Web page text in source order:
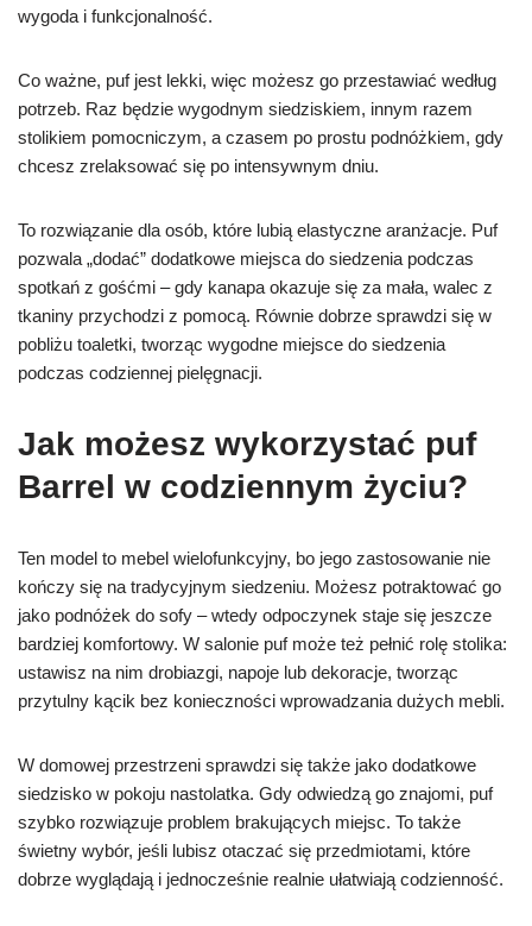
wygoda i funkcjonalność.
Co ważne, puf jest lekki, więc możesz go przestawiać według
potrzeb. Raz będzie wygodnym siedziskiem, innym razem
stolikiem pomocniczym, a czasem po prostu podnóżkiem, gdy
chcesz zrelaksować się po intensywnym dniu.
To rozwiązanie dla osób, które lubią elastyczne aranżacje. Puf
pozwala „dodać” dodatkowe miejsca do siedzenia podczas
spotkań z gośćmi – gdy kanapa okazuje się za mała, walec z
tkaniny przychodzi z pomocą. Równie dobrze sprawdzi się w
pobliżu toaletki, tworząc wygodne miejsce do siedzenia
podczas codziennej pielęgnacji.
Jak możesz wykorzystać puf
Barrel w codziennym życiu?
Ten model to mebel wielofunkcyjny, bo jego zastosowanie nie
kończy się na tradycyjnym siedzeniu. Możesz potraktować go
jako podnóżek do sofy – wtedy odpoczynek staje się jeszcze
bardziej komfortowy. W salonie puf może też pełnić rolę stolika:
ustawisz na nim drobiazgi, napoje lub dekoracje, tworząc
przytulny kącik bez konieczności wprowadzania dużych mebli.
W domowej przestrzeni sprawdzi się także jako dodatkowe
siedzisko w pokoju nastolatka. Gdy odwiedzą go znajomi, puf
szybko rozwiązuje problem brakujących miejsc. To także
świetny wybór, jeśli lubisz otaczać się przedmiotami, które
dobrze wyglądają i jednocześnie realnie ułatwiają codzienność.